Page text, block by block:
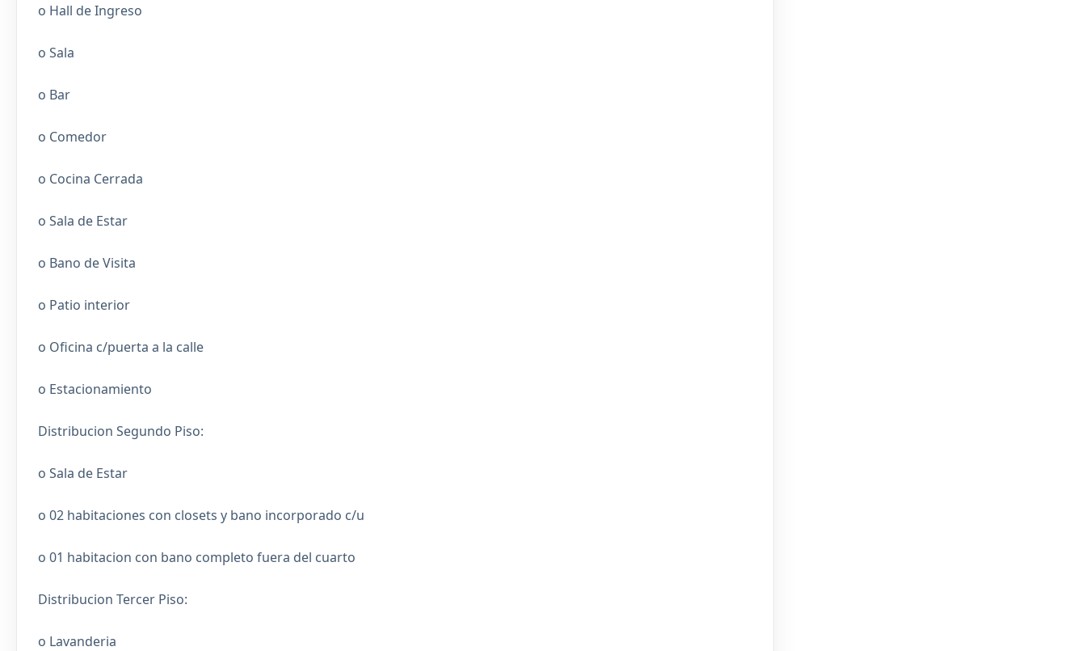
o Hall de Ingreso
o Sala
o Bar
o Comedor
o Cocina Cerrada
o Sala de Estar
o Bano de Visita
o Patio interior
o Oficina c/puerta a la calle
o Estacionamiento
Distribucion Segundo Piso:
o Sala de Estar
o 02 habitaciones con closets y bano incorporado c/u
o 01 habitacion con bano completo fuera del cuarto
Distribucion Tercer Piso:
o Lavanderia